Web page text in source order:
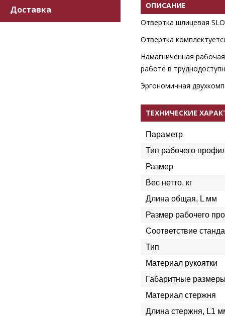
Доставка
ОПИСАНИЕ
Отвертка шлицевая
Отвертка
Намагниченная
работе в
Эргономичная
ТЕХНИЧЕСКИЕ
Параметр
Тип рабочего
Размер
Вес нетто, кг
Длина общая, L мм
Размер рабочего
Соответствие
Тип
Материал рукоятки
Габаритные
Материал стержня
Длина стержня, L1